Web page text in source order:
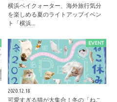
横浜ベイクォーター、海外旅行気分
を楽しめる夏のライトアップイベン
ト「横浜…
EVENT
2020.12.18
可愛すぎる猫が大集合！冬の「ねこ